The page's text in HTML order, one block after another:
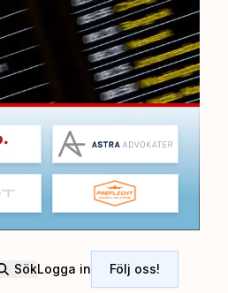
SökLogga in Följ oss!